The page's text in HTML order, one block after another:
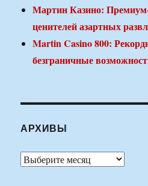
Мартин Казино:
ценителей азартных
Martin Casino 800:
безграничные
АРХИВЫ
Архивы